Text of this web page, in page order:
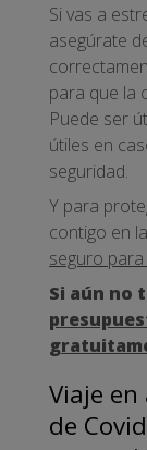
Si vas a
asegúrate
para que la
Puede ser
útiles en
seguridad.
Y para
contigo en
seguro
Si aún no
Viaje
de